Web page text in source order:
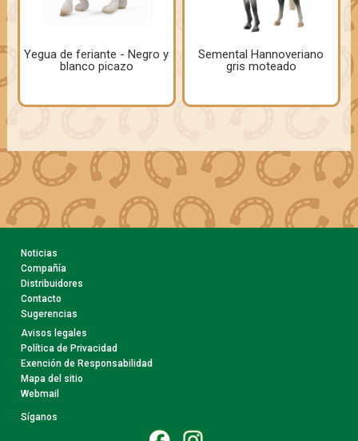
Yegua de feriante - Negro y
blanco picazo
Semental Hannoveriano
gris moteado
Noticias
Compañía
Distribuidores
Contacto
Sugerencias
Avisos legales
Política de Privacidad
Exención de Responsabilidad
Mapa del sitio
Webmail
Síganos